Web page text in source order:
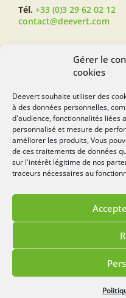
Gérer le
cookies
Deevert souhaite utiliser des
à des données personnelles,
d'audience, fonctionnalités liées
personnalisé et mesure de
améliorer les produits, Vous
de ces traitements de données
sur l'intérêt légitime de nos
traceurs nécessaires au
Tél. +33 (0)3 29 62 02 12
contact@deevert.com
SUIVEZ-NOUS...
deevert.com
Mentions